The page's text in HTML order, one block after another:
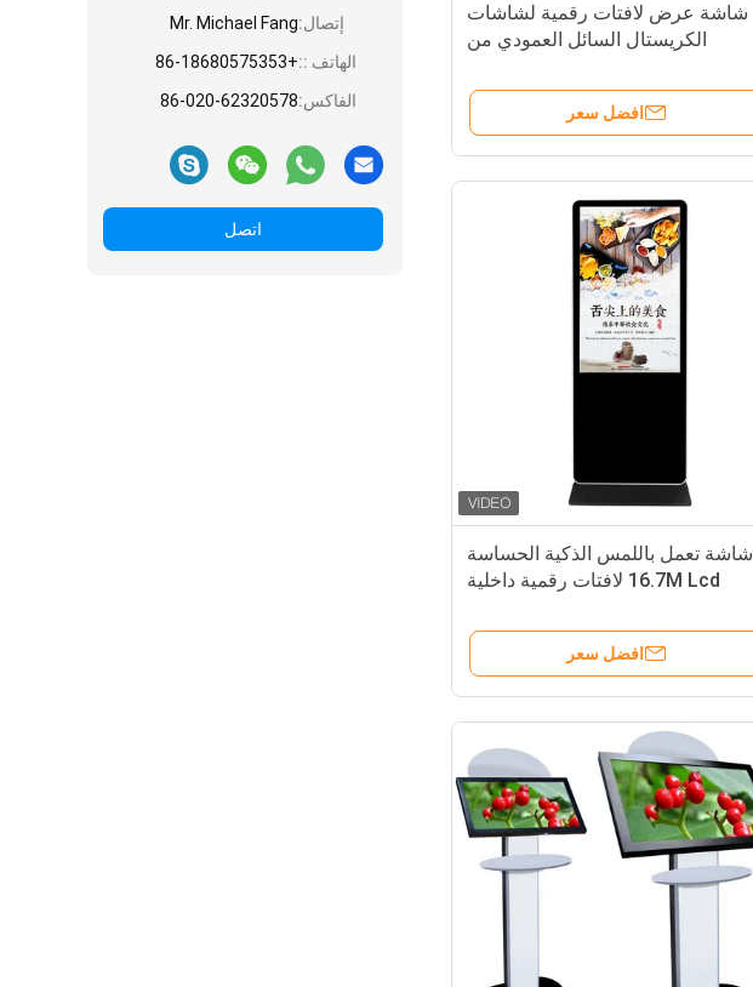
إتصال:Mr. Michael Fang
الهاتف ::+86-18680575353
الفاكس:86-020-62320578
اتصل
شاشة عرض لافتات رقمية لشاشات
الكريستال السائل العمودي من
افضل سعر
شاشة تعمل باللمس الذكية الحساسة
16.7M Lcd لافتات رقمية داخلية
افضل سعر